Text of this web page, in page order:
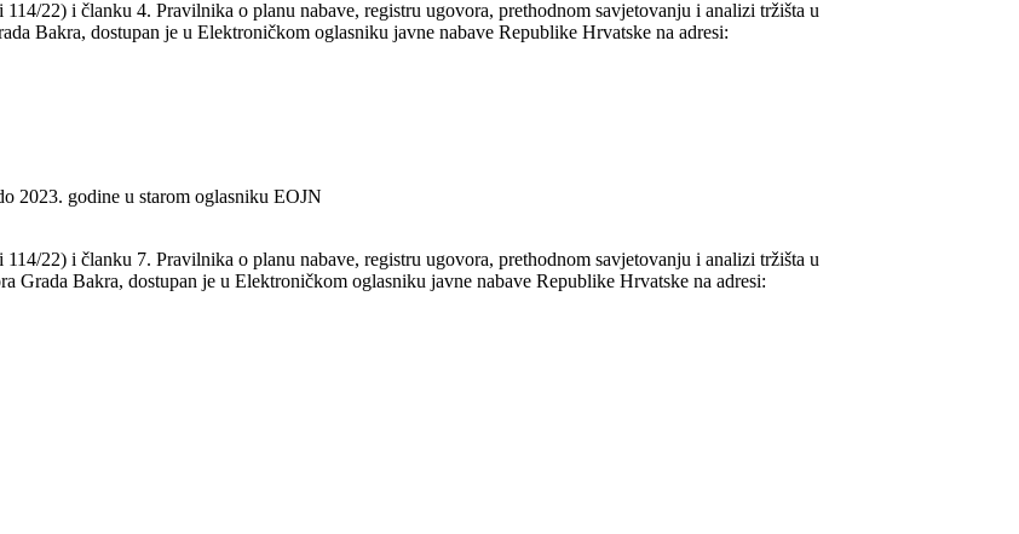
22) i članku 4. Pravilnika o planu nabave, registru ugovora, prethodnom savjetovanju i analizi tržišta u
Bakra, dostupan je u Elektroničkom oglasniku javne nabave Republike Hrvatske na adresi:
2023. godine u starom oglasniku EOJN
22) i članku 7. Pravilnika o planu nabave, registru ugovora, prethodnom savjetovanju i analizi tržišta u
Grada Bakra, dostupan je u Elektroničkom oglasniku javne nabave Republike Hrvatske na adresi: